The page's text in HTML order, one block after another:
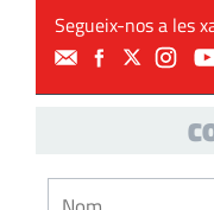
Segueix-nos a les